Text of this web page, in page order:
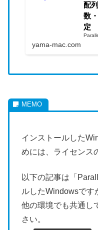
配
数
定
一部
えな
yama-mac.com
インストールした
めには、ライセンス
以下の記事は「
ルしたWindowsです
他の環境でも共通し
さい。